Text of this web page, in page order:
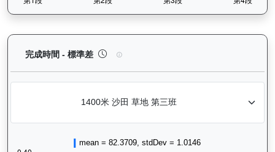
完成時間 - 標準差 正本巨星（L056）— 完成時間標準差